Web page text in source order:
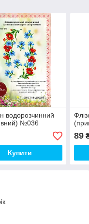
водорозчинний
№036
Купити
89